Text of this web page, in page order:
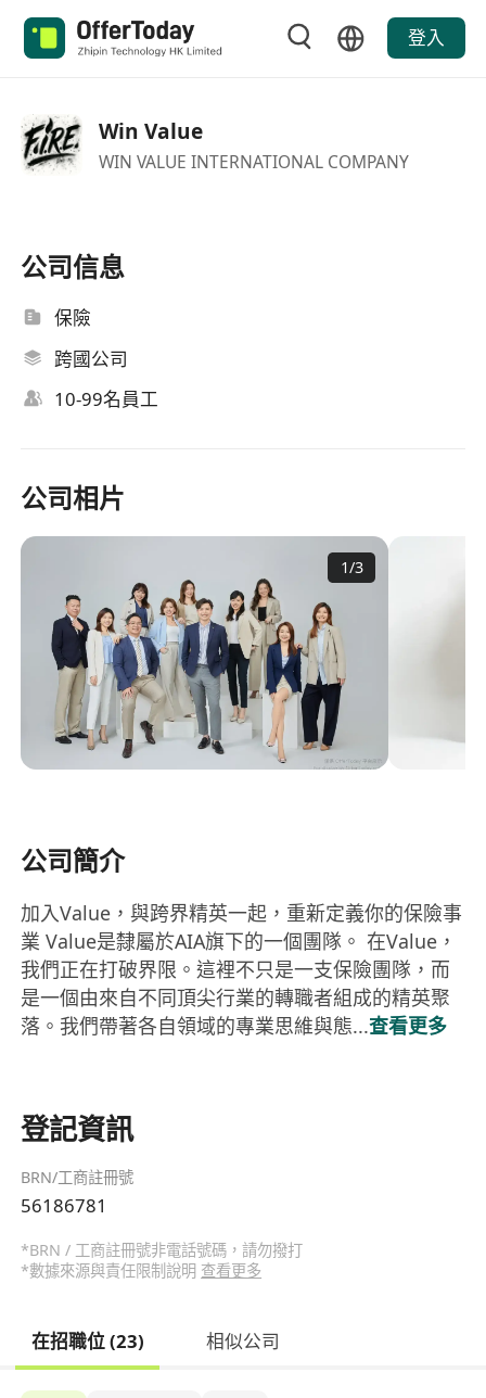
登入
Win Value
WIN VALUE INTERNATIONAL COMPANY
公司信息
保險
跨國公司
10-99名員工
公司相片
1/3
公司簡介
加入Value，與跨界精英一起，重新定義你的保險事
業 Value是隸屬於AIA旗下的一個團隊。 在Value，
我們正在打破界限。這裡不只是一支保險團隊，而
是一個由來自不同頂尖行業的轉職者組成的精英聚
落。我們帶著各自領域的專業思維與態...查看更多
登記資訊
BRN/工商註冊號
56186781
*BRN / 工商註冊號非電話號碼，請勿撥打
*數據來源與責任限制說明 查看更多
在招職位 (23) 相似公司